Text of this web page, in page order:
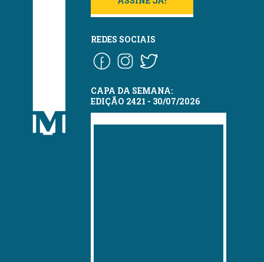
REDES SOCIAIS
CAPA DA SEMANA:
EDIÇÃO 2421 - 30/07/2026